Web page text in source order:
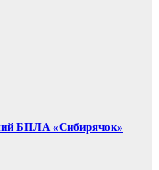
БПЛА «Сибирячок»